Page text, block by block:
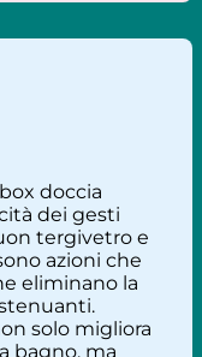
doccia
dei gesti
tergivetro e
azioni che
eliminano la
solo migliora
bagno, ma